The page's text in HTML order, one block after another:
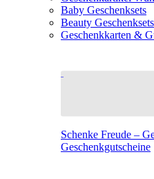
Baby Geschenksets
Beauty Geschenksets
Geschenkkarten &
Schenke Freude –
Geschenkgutscheine